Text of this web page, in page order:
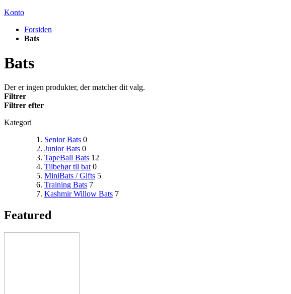
Konto
Forsiden
Bats
Bats
Der er ingen produkter, der matcher dit valg.
Filtrer
Filtrer efter
Kategori
Senior Bats 0
Junior Bats 0
TapeBall Bats 12
Tilbehør til bat 0
MiniBats / Gifts 5
Training Bats 7
Kashmir Willow Bats 7
Featured